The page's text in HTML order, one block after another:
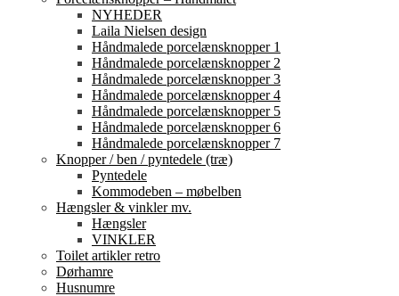
NYHEDER
Laila Nielsen design
Håndmalede porcelænsknopper 1
Håndmalede porcelænsknopper 2
Håndmalede porcelænsknopper 3
Håndmalede porcelænsknopper 4
Håndmalede porcelænsknopper 5
Håndmalede porcelænsknopper 6
Håndmalede porcelænsknopper 7
Knopper / ben / pyntedele (træ)
Pyntedele
Kommodeben – møbelben
Hængsler & vinkler mv.
Hængsler
VINKLER
Toilet artikler retro
Dørhamre
Husnumre